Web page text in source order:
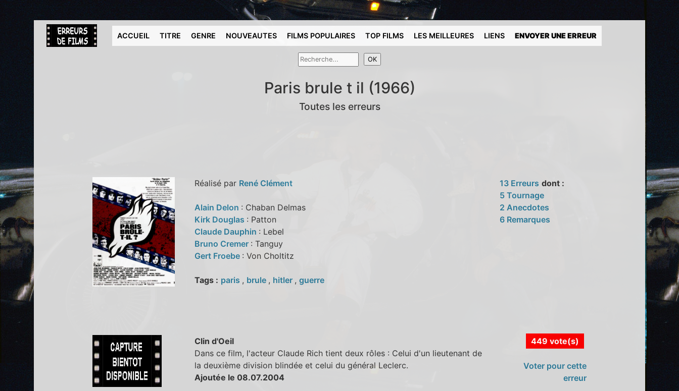
ACCUEIL TITRE GENRE NOUVEAUTES FILMS POPULAIRES TOP FILMS LES MEILLEURES LIENS ENVOYER UNE ERREUR
Paris brule t il (1966)
Toutes les erreurs
Réalisé par René Clément
Alain Delon : Chaban Delmas
Kirk Douglas : Patton
Claude Dauphin : Lebel
Bruno Cremer : Tanguy
Gert Froebe : Von Choltitz
Tags : paris , brule , hitler , guerre
13 Erreurs dont :
5 Tournage
2 Anecdotes
6 Remarques
Clin d'Oeil
Dans ce film, l'acteur Claude Rich tient deux rôles : Celui d'un lieutenant de
la deuxième division blindée et celui du général Leclerc.
Ajoutée le 08.07.2004
449 vote(s)
Voter pour cette
erreur